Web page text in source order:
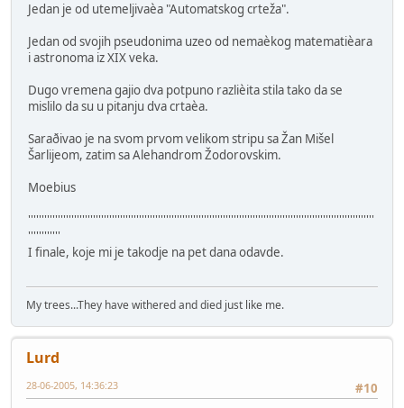
Jedan je od utemeljivaèa "Automatskog crteža".
Jedan od svojih pseudonima uzeo od nemaèkog matematièara
i astronoma iz XIX veka.
Dugo vremena gajio dva potpuno razlièita stila tako da se
mislilo da su u pitanju dva crtaèa.
Saraðivao je na svom prvom velikom stripu sa Žan Mišel
Šarlijeom, zatim sa Alehandrom Žodorovskim.
Moebius
''''''''''''''''''''''''''''''''''''''''''''''''''''''''''''''''''''''''''''''''''''''''''''''''''''''''''''''''''''''''''''''''
''''''''''''
I finale, koje mi je takodje na pet dana odavde.
My trees...They have withered and died just like me.
Lurd
#10
28-06-2005, 14:36:23